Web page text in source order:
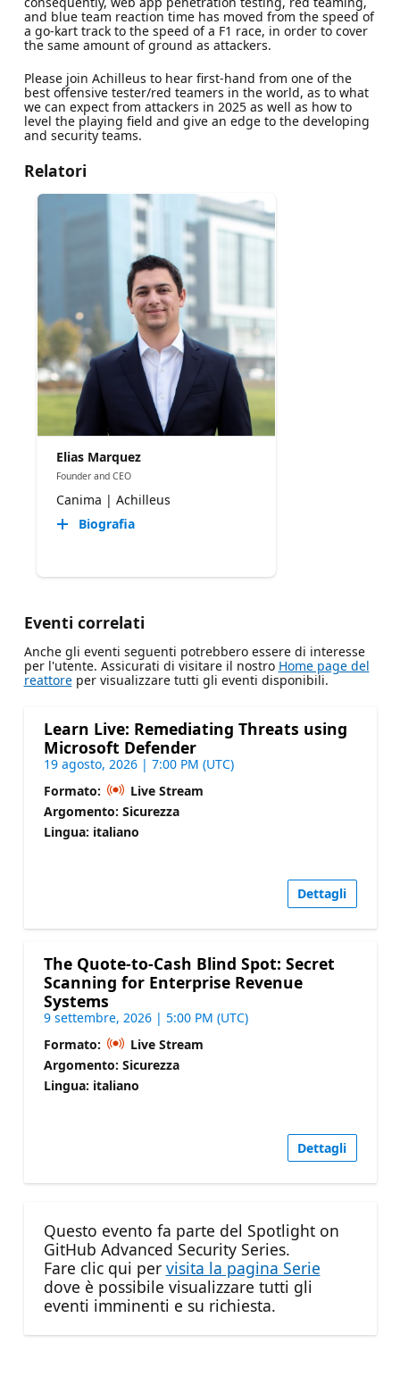
and blue team reaction time has moved from the speed of
a go-kart track to the speed of a F1 race, in order to cover
the same amount of ground as attackers.
Please join Achilleus to hear first-hand from one of the
best offensive tester/red teamers in the world, as to what
we can expect from attackers in 2025 as well as how to
level the playing field and give an edge to the developing
and security teams.
Relatori
Elias Marquez
Founder and CEO
Canima | Achilleus
Biografia
Eventi correlati
Anche gli eventi seguenti potrebbero essere di interesse
per l'utente. Assicurati di visitare il nostro Home page del
reattoreper visualizzare tutti gli eventi disponibili.
Learn Live: Remediating Threats using
Microsoft Defender
19 agosto, 2026 | 7:00 PM (UTC)
Formato:
Live Stream
Argomento: Sicurezza
Lingua: italiano
Dettagli
The Quote-to-Cash Blind Spot: Secret
Scanning for Enterprise Revenue
Systems
9 settembre, 2026 | 5:00 PM (UTC)
Formato:
Live Stream
Argomento: Sicurezza
Lingua: italiano
Dettagli
Questo evento fa parte del Spotlight on
GitHub Advanced Security Series.
Fare clic qui per visita la pagina Serie
dove è possibile visualizzare tutti gli
eventi imminenti e su richiesta.